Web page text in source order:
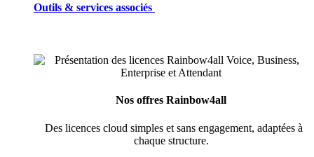
Outils & services associés
Nos offres Rainbow4all
Des licences cloud simples et sans engagement, adaptées à
chaque structure.